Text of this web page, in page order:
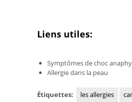
Liens utiles:
Symptômes de choc
Allergie dans la peau
Étiquettes: les allergies